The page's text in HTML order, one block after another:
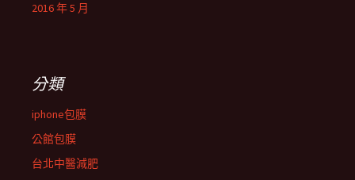
2016 年 5 月
分類
iphone包膜
公館包膜
台北中醫減肥